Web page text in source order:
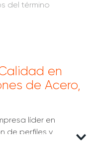
del término
en
de Acero,
líder en
de perfiles y